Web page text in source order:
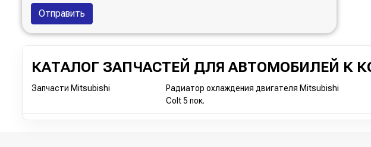
Отправить
КАТАЛОГ ЗАПЧАСТЕЙ ДЛЯ АВТОМОБИЛЕЙ К
Запчасти Mitsubishi
Радиатор охлаждения двигателя Mitsubishi
Colt 5 пок.